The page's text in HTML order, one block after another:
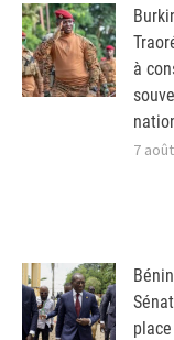
à
7